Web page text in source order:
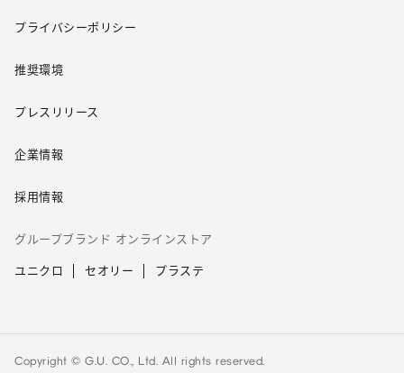
プライバシーポリシー
推奨環境
プレスリリース
企業情報
採用情報
グループブランド オンラインストア
ユニクロ セオリー プラステ
Copyright © G.U. CO., Ltd. All rights reserved.